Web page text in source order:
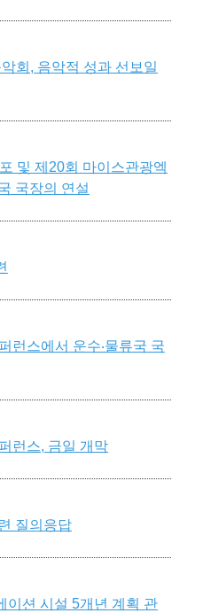
회, 음악적 성과 선보일
및 제20회 마이스관광엑
국장의 연설
런스에서 운수‧물류국 국
런스, 금일 개막
질의응답
이션 시설 5개년 계획 관